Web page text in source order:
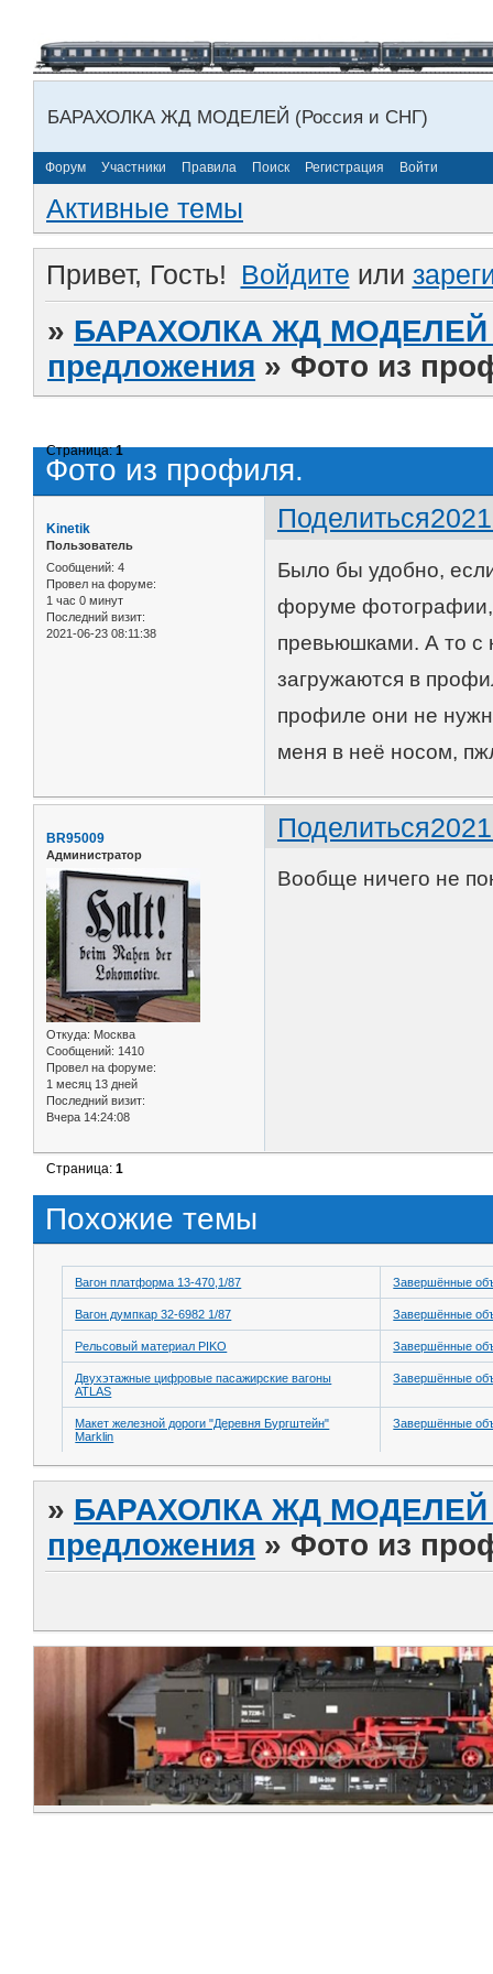
БАРАХОЛКА ЖД МОДЕЛЕЙ (Россия и СНГ)
Форум Участники Правила Поиск Регистрация Войти
Активные темы
Привет, Гость! Войдите или
» БАРАХОЛКА ЖД МОДЕЛЕЙ
предложения » Фото из
Фото из профиля.
Страница:1
Поделиться
Kinetik
Пользователь
Сообщений: 4
Провел на форуме:
1 час 0 минут
Последний визит:
2021-06-23 08:11:38
Было бы удобно,
форуме фотографии,
превьюшками. А то с
загружаются в
профиле они не
меня в неё носом,
Поделиться
BR95009
Администратор
Откуда: Москва
Сообщений: 1410
Провел на форуме:
1 месяц 13 дней
Последний визит:
Вчера 14:24:08
Вообще ничего не
Страница:1
Похожие темы
Вагон платформа 13-470,1/87 Завершённые
Вагон думпкар 32-6982 1/87 Завершённые
Рельсовый материал PIKO Завершённые
Двухэтажные цифровые пасажирские вагоны
ATLAS
Завершённые
Макет железной дороги "Деревня Бургштейн"
Marklin
Завершённые
» БАРАХОЛКА ЖД МОДЕЛЕЙ
предложения » Фото из